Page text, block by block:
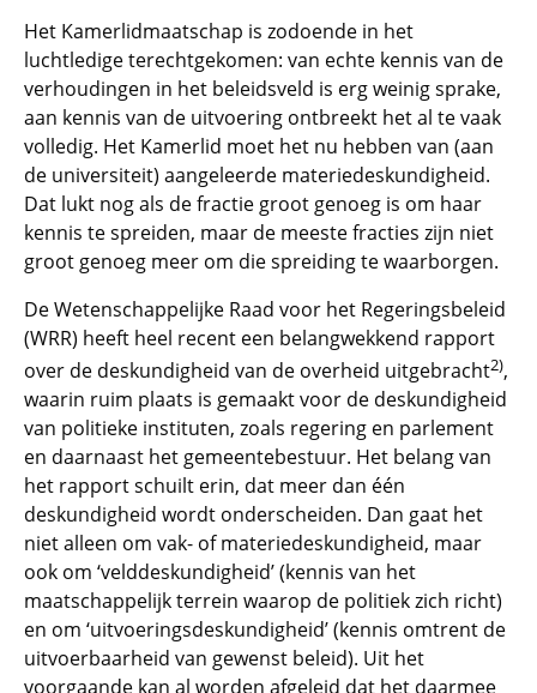
Het Kamerlidmaatschap is zodoende in het
luchtledige terechtgekomen: van echte kennis van de
verhoudingen in het beleidsveld is erg weinig sprake,
aan kennis van de uitvoering ontbreekt het al te vaak
volledig. Het Kamerlid moet het nu hebben van (aan
de universiteit) aangeleerde materiedeskundigheid.
Dat lukt nog als de fractie groot genoeg is om haar
kennis te spreiden, maar de meeste fracties zijn niet
groot genoeg meer om die spreiding te waarborgen.
De Wetenschappelijke Raad voor het Regeringsbeleid
(WRR) heeft heel recent een belangwekkend rapport
over de deskundigheid van de overheid uitgebracht2),
waarin ruim plaats is gemaakt voor de deskundigheid
van politieke instituten, zoals regering en parlement
en daarnaast het gemeentebestuur. Het belang van
het rapport schuilt erin, dat meer dan één
deskundigheid wordt onderscheiden. Dan gaat het
niet alleen om vak- of materiedeskundigheid, maar
ook om ‘velddeskundigheid’ (kennis van het
maatschappelijk terrein waarop de politiek zich richt)
en om ‘uitvoeringsdeskundigheid’ (kennis omtrent de
uitvoerbaarheid van gewenst beleid). Uit het
voorgaande kan al worden afgeleid dat het daarmee